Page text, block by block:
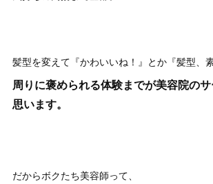
髪型を変えて『かわいいね！』とか『髪型、
周りに褒められる体験までが美容院の
思います。
だからボクたち美容師って、